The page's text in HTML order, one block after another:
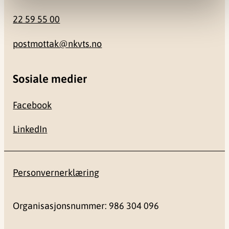
22 59 55 00
postmottak@nkvts.no
Sosiale medier
Facebook
LinkedIn
Personvernerklæring
Organisasjonsnummer: 986 304 096